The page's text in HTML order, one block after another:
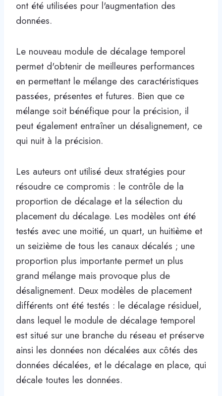
ont été utilisées pour l'augmentation des
données.
Le nouveau module de décalage temporel
permet d'obtenir de meilleures performances
en permettant le mélange des caractéristiques
passées, présentes et futures. Bien que ce
mélange soit bénéfique pour la précision, il
peut également entraîner un désalignement, ce
qui nuit à la précision.
Les auteurs ont utilisé deux stratégies pour
résoudre ce compromis : le contrôle de la
proportion de décalage et la sélection du
placement du décalage. Les modèles ont été
testés avec une moitié, un quart, un huitième et
un seizième de tous les canaux décalés ; une
proportion plus importante permet un plus
grand mélange mais provoque plus de
désalignement. Deux modèles de placement
différents ont été testés : le décalage résiduel,
dans lequel le module de décalage temporel
est situé sur une branche du réseau et préserve
ainsi les données non décalées aux côtés des
données décalées, et le décalage en place, qui
décale toutes les données.